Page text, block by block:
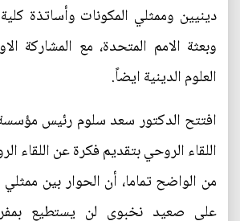
دينيين وممثلي المكونات وأساتذة كلية
وبعثة الامم المتحدة، مع المشاركة
العلوم الدينية ايضاً.
افتتح الدكتور سعد سلوم رئيس
اللقاء الروحي بتقديم فكرة عن اللقاء
من الواضح تماما، أن الحوار بين ممثلي
على صعيد نخبوي لن يستطيع